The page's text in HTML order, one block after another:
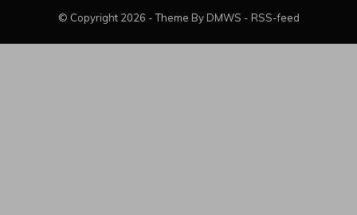
© Copyright 2026 - Theme By DMWS - RSS-feed